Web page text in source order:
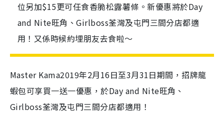
位另加$15更可任食香脆松露薯條。新優惠將於Day
and Nite旺角、Girlboss荃灣及屯門三間分店都適
用！又係時候約埋朋友去食啦～
Master Kama2019年2月16日至3月31日期間，招牌龍
蝦包可享買一送一優惠，於Day and Nite旺角、
Girlboss荃灣及屯門三間分店都適用！